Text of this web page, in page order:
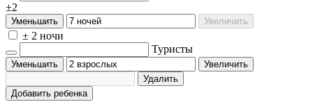
±2
Уменьшить Увеличить
± 2 ночи
Туристы
Уменьшить
Увеличить
Удалить
Добавить ребенка